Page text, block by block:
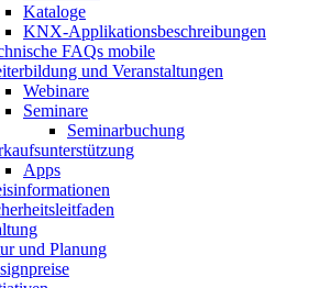
Kataloge
KNX-Applikationsbeschreibungen
FAQs mobile
und Veranstaltungen
Webinare
Seminare
Seminarbuchung
Apps
und Planung